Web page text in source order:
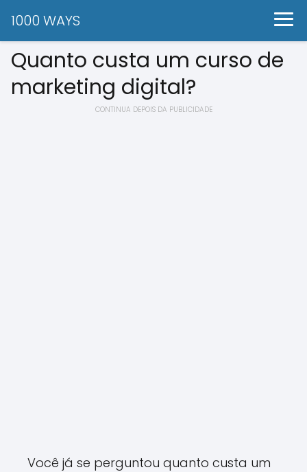
1000 WAYS
Quanto custa um curso de
marketing digital?
CONTINUA DEPOIS DA PUBLICIDADE
Você já se perguntou quanto custa um